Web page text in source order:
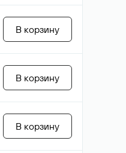
В корзину
В корзину
В корзину